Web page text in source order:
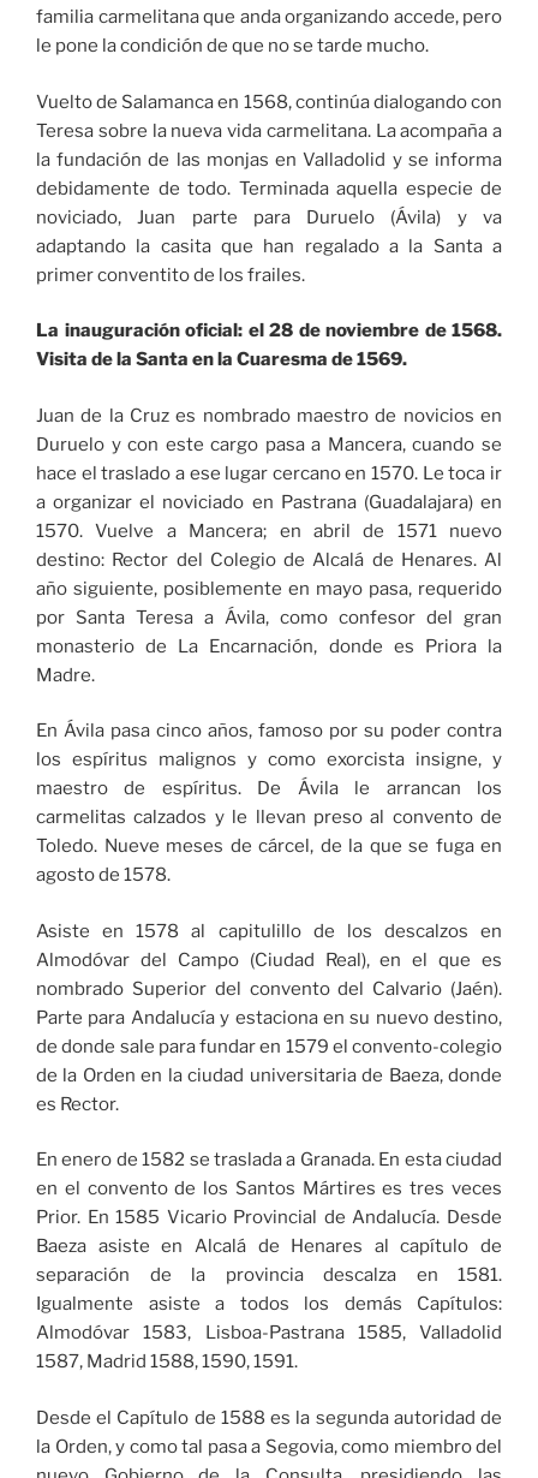
familia carmelitana que anda organizando accede, pero
le pone la condición de que no se tarde mucho.
Vuelto de Salamanca en 1568, continúa dialogando con
Teresa sobre la nueva vida carmelitana. La acompaña a
la fundación de las monjas en Valladolid y se informa
debidamente de todo. Terminada aquella especie de
noviciado, Juan parte para Duruelo (Ávila) y va
adaptando la casita que han regalado a la Santa a
primer conventito de los frailes.
La inauguración oficial: el 28 de noviembre de 1568.
Visita de la Santa en la Cuaresma de 1569.
Juan de la Cruz es nombrado maestro de novicios en
Duruelo y con este cargo pasa a Mancera, cuando se
hace el traslado a ese lugar cercano en 1570. Le toca ir
a organizar el noviciado en Pastrana (Guadalajara) en
1570. Vuelve a Mancera; en abril de 1571 nuevo
destino: Rector del Colegio de Alcalá de Henares. Al
año siguiente, posiblemente en mayo pasa, requerido
por Santa Teresa a Ávila, como confesor del gran
monasterio de La Encarnación, donde es Priora la
Madre.
En Ávila pasa cinco años, famoso por su poder contra
los espíritus malignos y como exorcista insigne, y
maestro de espíritus. De Ávila le arrancan los
carmelitas calzados y le llevan preso al convento de
Toledo. Nueve meses de cárcel, de la que se fuga en
agosto de 1578.
Asiste en 1578 al capitulillo de los descalzos en
Almodóvar del Campo (Ciudad Real), en el que es
nombrado Superior del convento del Calvario (Jaén).
Parte para Andalucía y estaciona en su nuevo destino,
de donde sale para fundar en 1579 el convento-colegio
de la Orden en la ciudad universitaria de Baeza, donde
es Rector.
En enero de 1582 se traslada a Granada. En esta ciudad
en el convento de los Santos Mártires es tres veces
Prior. En 1585 Vicario Provincial de Andalucía. Desde
Baeza asiste en Alcalá de Henares al capítulo de
separación de la provincia descalza en 1581.
Igualmente asiste a todos los demás Capítulos:
Almodóvar 1583, Lisboa-Pastrana 1585, Valladolid
1587, Madrid 1588, 1590, 1591.
Desde el Capítulo de 1588 es la segunda autoridad de
la Orden, y como tal pasa a Segovia, como miembro del